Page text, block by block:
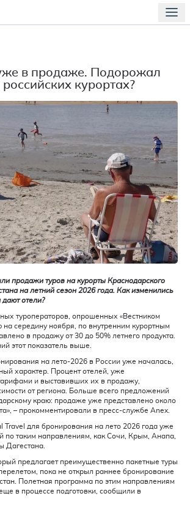
в продаже. Подорожал
курортах?
продажи туров на курорты Краснодарского
на летний сезон 2026 года. Как изменились
отели?
туроператоров, опрошенных «Вестником
на середину ноября, по внутренним курортным
в продажу от 30 до 50% летнего продукта.
этот показатель выше.
на лето-2026 в России уже началась,
характер. Процент отелей, уже
и выставивших их в продажу,
от региона. Больше всего предложений
краю: продаже уже представлено около
– прокомментировали в пресс-службе Anex.
Travel для бронирования на лето 2026 года уже
по таким направлениям, как Сочи, Крым, Анапа,
Дагестана.
предлагает преимущественно пакетные туры
пока не открыл раннее бронирование
Полетная программа по этим направлениям
в процессе подготовки, сообщили в